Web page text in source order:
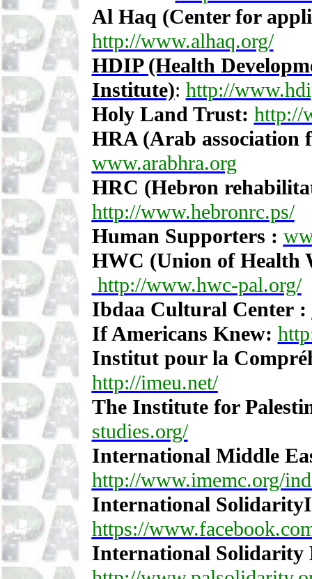
Al Haq (Center for
http://www.alhaq.org/
HDIP (Health
Institute): http://
Holy Land Trust: http://
HRA (Arab association
www.arabhra.org
HRC (Hebron
http://www.hebronrc.ps/
Human Supporters :
HWC (Union of Health
http://www.hwc-pal.org/
Ibdaa Cultural Center :
If Americans Knew:
Institut pour la
http://imeu.net/
The Institute for
studies.org/
International Middle
http://www.imemc.org/
International
https://
International Solidarity